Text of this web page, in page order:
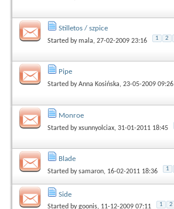
Stilletos / szpice
Started bymala, 27-02-2009 23:16 1 2
Pipe
Started byAnna Kosińska, 23-05-2009 09:26
Monroe
Started byxsunnyolciax, 31-01-2011 18:45
Blade
Started bysamaron, 16-02-2011 18:36 1
Side
Started bygoonis, 11-12-2009 07:11 1 2